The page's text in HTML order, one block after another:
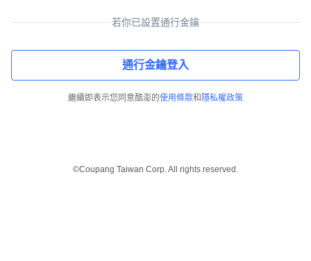
若你已設置通行金鑰
通行金鑰登入
繼續即表示您同意酷澎的使用條款和 隱私權政策
©Coupang Taiwan Corp. All rights reserved.